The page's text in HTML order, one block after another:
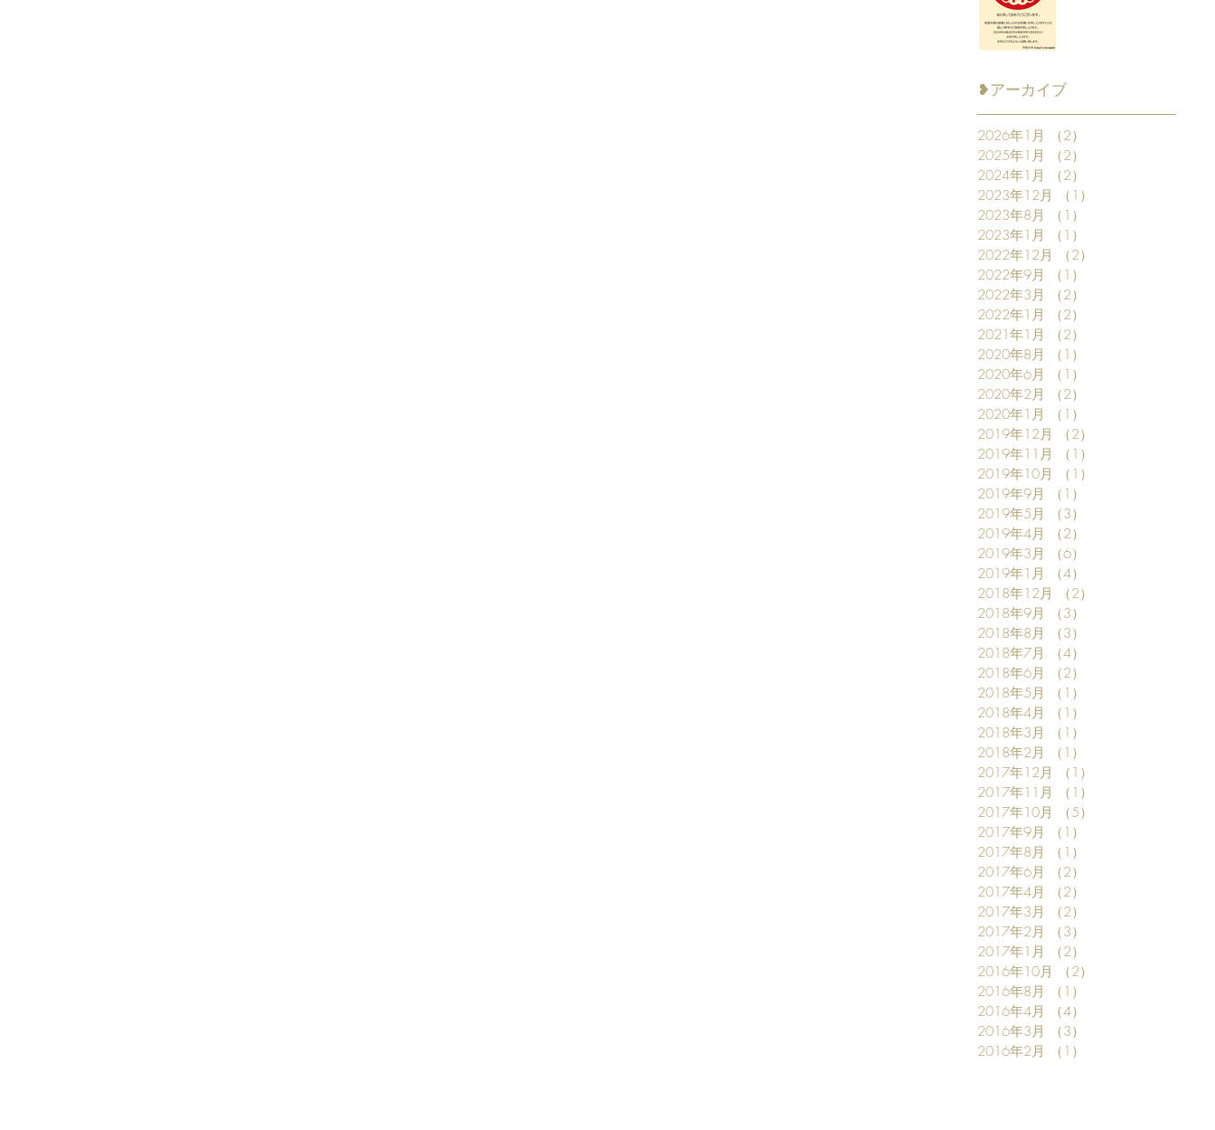
❥アーカイブ
2026年1月 （2）
2025年1月
（2）
2024年1月
（2）
2023年12月
（1）
2023年8月
（1）
2023年1月
（1）
2022年12月
（2）
2022年9月
（1）
2022年3月
（2）
2022年1月
（2）
2021年1月
（2）
2020年8月
（1）
2020年6月
（1）
2020年2月
（2）
2020年1月
（1）
2019年12月
（2）
2019年11月
（1）
2019年10月
（1）
2019年9月
（1）
2019年5月
（3）
2019年4月
（2）
2019年3月
（6）
2019年1月
（4）
2018年12月
（2）
2018年9月
（3）
2018年8月
（3）
2018年7月
（4）
2018年6月
（2）
2018年5月
（1）
2018年4月
（1）
2018年3月
（1）
2018年2月
（1）
2017年12月
（1）
2017年11月
（1）
2017年10月
（5）
2017年9月
（1）
2017年8月
（1）
2017年6月
（2）
2017年4月
（2）
2017年3月
（2）
2017年2月
（3）
2017年1月
（2）
2016年10月
（2）
2016年8月
（1）
2016年4月
（4）
2016年3月
（3）
2016年2月
（1）